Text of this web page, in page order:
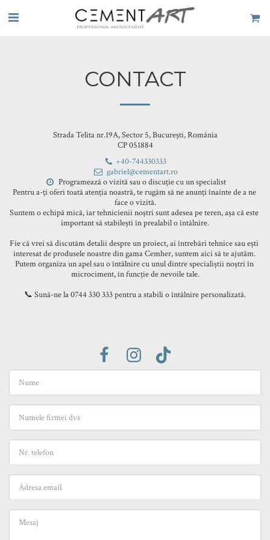
CONTACT
Strada Telita nr.19A, Sector 5, București, România
CP 051884
+40-744330333
gabriel@cementart.ro
Programează o vizită sau o discuție cu un specialist
Pentru a-ți oferi toată atenția noastră, te rugăm să ne anunți înainte de a ne
face o vizită.
Suntem o echipă mică, iar tehnicienii noștri sunt adesea pe teren, așa că este
important să stabilești în prealabil o întâlnire.
Fie că vrei să discutăm detalii despre un proiect, ai întrebări tehnice sau ești
interesat de produsele noastre din gama Cemher, suntem aici să te ajutăm.
Putem organiza un apel sau o întâlnire cu unul dintre specialiștii noștri în
microciment, în funcție de nevoile tale.
📞 Sună-ne la 0744 330 333 pentru a stabili o întâlnire personalizată.